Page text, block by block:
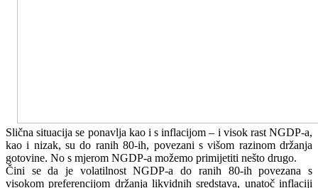
Slična situacija se ponavlja kao i s inflacijom – i visok rast NGDP-a,
kao i nizak, su do ranih 80-ih, povezani s višom razinom držanja
gotovine. No s mjerom NGDP-a možemo primijetiti nešto drugo.
Čini se da je volatilnost NGDP-a do ranih 80-ih povezana s
visokom preferencijom držanja likvidnih sredstava, unatoč inflaciji